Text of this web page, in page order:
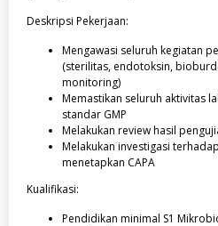
Deskripsi Pekerjaan:
Mengawasi seluruh kegiatan
(sterilitas, endotoksin,
monitoring)
Memastikan seluruh aktivitas
standar GMP
Melakukan review hasil
Melakukan investigasi
menetapkan CAPA
Kualifikasi:
Pendidikan minimal S1